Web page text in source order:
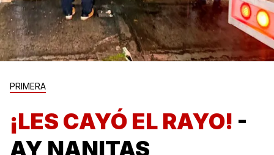
PRIMERA
¡LES CAYÓ EL RAYO! -
AY NANITAS